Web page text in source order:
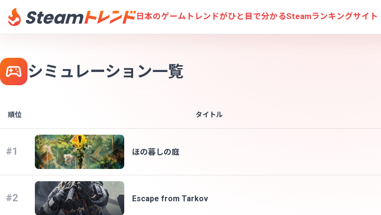
日本のゲームトレンドがひと目で分かるSteamランキングサイト
シミュレーション一覧
順位 タイトル
#1 ほの暮しの庭
#2 Escape from Tarkov